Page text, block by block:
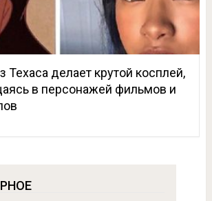
Техаса делает крутой косплей,
в персонажей фильмов и